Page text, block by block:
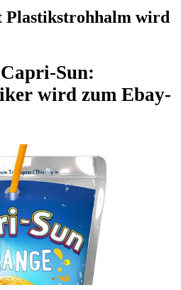
Plastikstrohhalm wird
Capri-Sun:
wird zum Ebay-